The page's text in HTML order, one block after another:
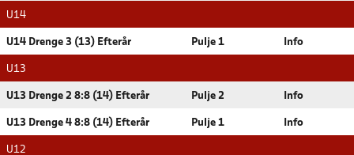
U14
U14 Drenge 3 (13) Efterår Pulje 1 Info
U13
U13 Drenge 2 8:8 (14) Efterår Pulje 2 Info
U13 Drenge 4 8:8 (14) Efterår Pulje 1 Info
U12